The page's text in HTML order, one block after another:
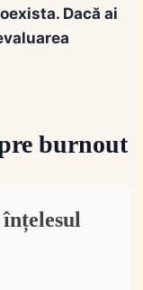
Dacă ai
burnout